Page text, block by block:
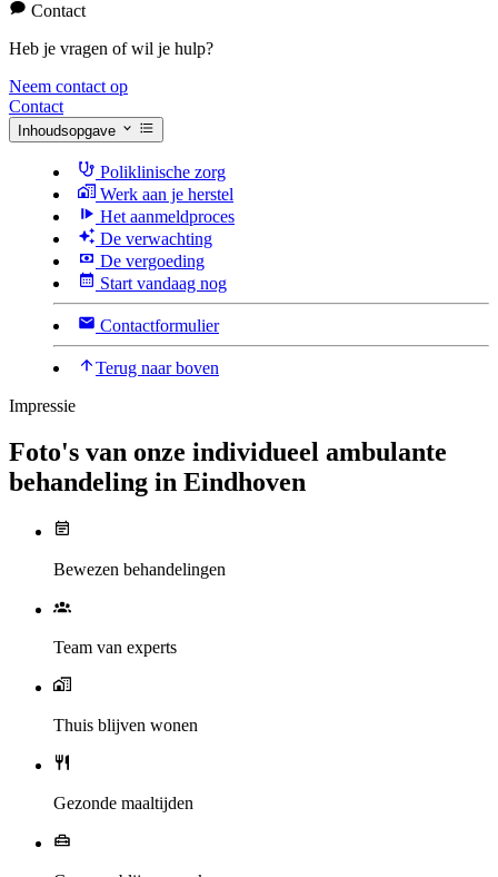
Contact
Heb je vragen of wil je hulp?
Neem contact op
Contact
Inhoudsopgave
Poliklinische zorg
Werk aan je herstel
Het aanmeldproces
De verwachting
De vergoeding
Start vandaag nog
Contactformulier
Terug naar boven
Impressie
Foto's van onze individueel ambulante
behandeling in Eindhoven
Bewezen behandelingen
Team van experts
Thuis blijven wonen
Gezonde maaltijden